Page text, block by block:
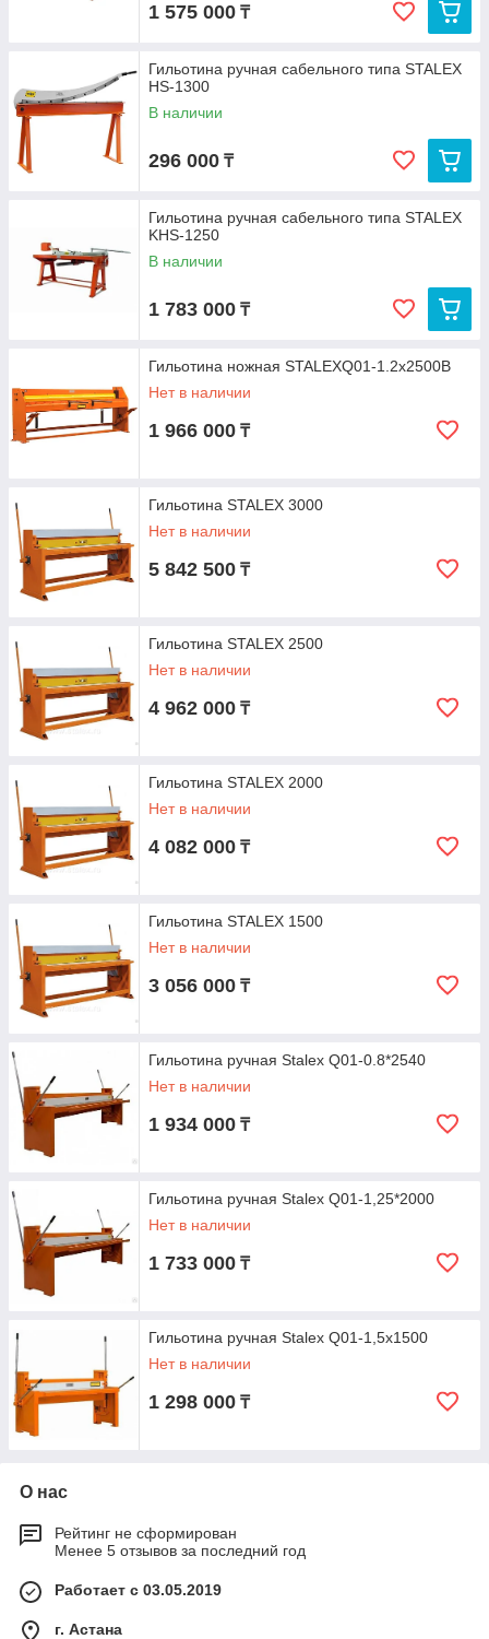
1 575 000 ₸
Гильотина ручная сабельного типа STALEX
HS-1300
В наличии
296 000 ₸
Гильотина ручная сабельного типа STALEX
KHS-1250
В наличии
1 783 000 ₸
Гильотина ножная STALEXQ01-1.2x2500B
Нет в наличии
1 966 000 ₸
Гильотина STALEX 3000
Нет в наличии
5 842 500 ₸
Гильотина STALEX 2500
Нет в наличии
4 962 000 ₸
Гильотина STALEX 2000
Нет в наличии
4 082 000 ₸
Гильотина STALEX 1500
Нет в наличии
3 056 000 ₸
Гильотина ручная Stalex Q01-0.8*2540
Нет в наличии
1 934 000 ₸
Гильотина ручная Stalex Q01-1,25*2000
Нет в наличии
1 733 000 ₸
Гильотина ручная Stalex Q01-1,5х1500
Нет в наличии
1 298 000 ₸
О нас
Рейтинг не сформирован
Менее 5 отзывов за последний год
Работает с 03.05.2019
г. Астана